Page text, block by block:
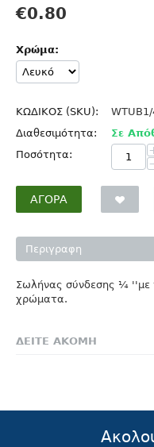
€0.80
Χρώμα:
ΚΩΔΙΚΟΣ (SKU):
Διαθεσιμότητα:
Σε
Ποσότητα:
ΑΓΟΡΆ
Περιγραφη
Σωλήνας σύνδεσης ¼ ''με
χρώματα.
ΔΕΙΤΕ ΑΚΟΜΗ